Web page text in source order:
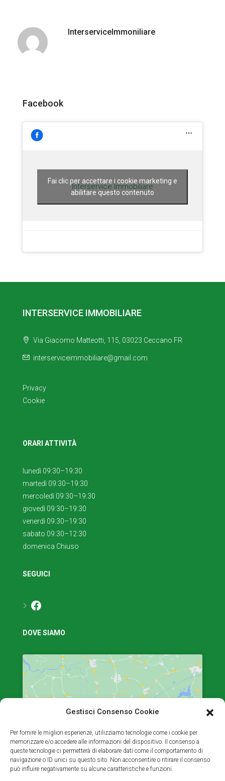
Gestisci Consenso Cookie
Per fornire le migliori esperienze, utilizziamo tecnologie come i cookie per
memorizzare e/o accedere alle informazioni del dispositivo. Il consenso a
queste tecnologie ci permetterà di elaborare dati come il comportamento di
navigazione o ID unici su questo sito. Non acconsentire o ritirare il consenso
può influire negativamente su alcune caratteristiche e funzioni.
InterserviceImmoniliare
Facebook
Interservice Immobiliare
Fai clic per accettare i cookie marketing e
abilitare questo contenuto
INTERSERVICE IMMOBILIARE
Via Giacomo Matteotti, 115, 03023 Ceccano FR
interserviceimmobiliare@gmail.com
Privacy
Cookie
ORARI ATTIVITÀ
lunedì 09:30–19:30
martedì 09:30–19:30
mercoledì 09:30–19:30
giovedì 09:30–19:30
venerdì 09:30–19:30
sabato 09:30–12:30
domenica Chiuso
SEGUICI
Facebook
DOVE SIAMO
Fai clic per accettare i cookie marketing e